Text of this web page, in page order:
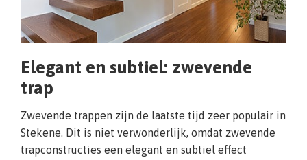
Elegant en subtiel: zwevende
trap
Zwevende trappen zijn de laatste tijd zeer populair in
Stekene. Dit is niet verwonderlijk, omdat zwevende
trapconstructies een elegant en subtiel effect